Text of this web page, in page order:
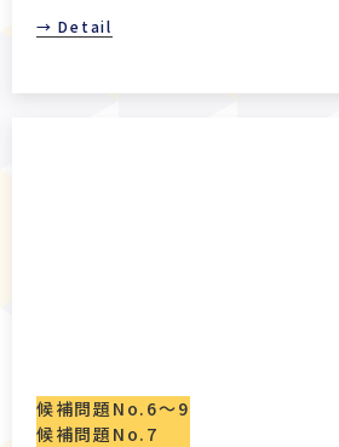
→ Detail
候補問題No.6〜9
候補問題No.7